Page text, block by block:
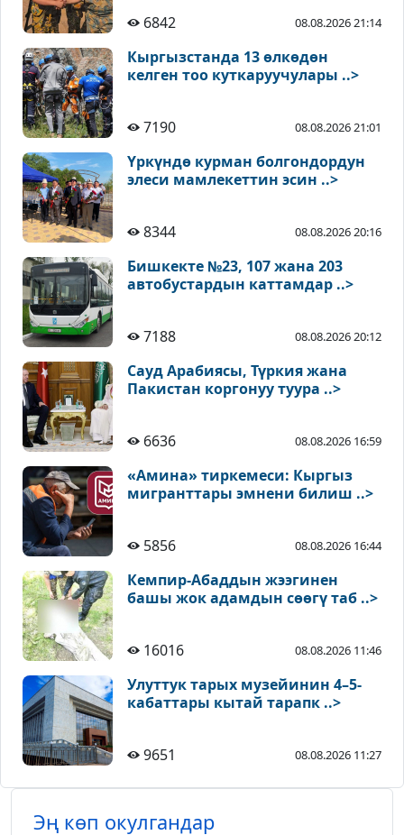
6842
08.08.2026 21:14
Кыргызстанда 13 өлкөдөн
келген тоо куткаруучулары ..>
7190 08.08.2026 21:01
Үркүндө курман болгондордун
элеси мамлекеттин эсин ..>
8344 08.08.2026 20:16
Бишкекте №23, 107 жана 203
автобустардын каттамдар ..>
7188 08.08.2026 20:12
Сауд Арабиясы, Түркия жана
Пакистан коргонуу туура ..>
6636 08.08.2026 16:59
«Амина» тиркемеси: Кыргыз
мигранттары эмнени билиш ..>
5856 08.08.2026 16:44
Кемпир-Абаддын жээгинен
башы жок адамдын сөөгү таб ..>
16016 08.08.2026 11:46
Улуттук тарых музейинин 4–5-
кабаттары кытай тарапк ..>
9651 08.08.2026 11:27
Эң көп окулгандар